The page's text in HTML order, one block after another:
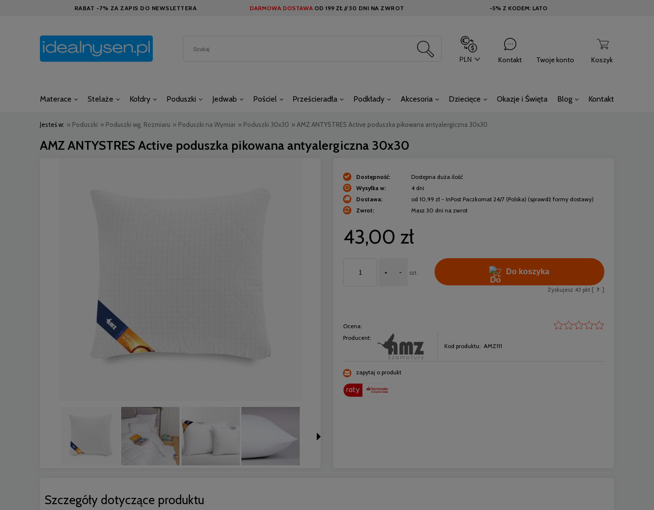
RABAT -7% ZA ZAPIS DO NEWSLETTERA DARMOWA DOSTAWA OD 199 ZŁ //30 DNI NA ZWROT -5% Z KODEM: LATO
Koszyk
Kontakt Twoje konto
Materace Stelaże Kołdry Poduszki Jedwab Pościel Prześcieradła Podkłady Akcesoria Dziecięce Okazje i Święta Blog Kontakt
Jesteś w: » Poduszki » Poduszki wg. Rozmiaru » Poduszki na Wymiar » Poduszki 30x30 » AMZ ANTYSTRES Active poduszka pikowana antyalergiczna 30x30
AMZ ANTYSTRES Active poduszka pikowana antyalergiczna 30x30
Dostępność:
Dostępna duża ilość
Wysyłka w:
4 dni
Dostawa:
od 10,99 zł - InPost Paczkomat 24/7 (Polska) (sprawdź formy dostawy)
Zwrot:
Masz 30 dni na zwrot
43,00 zł
+ - szt. Do koszyka
Zyskujesz 43 pkt [ ? ]
Ocena:
Producent:
Kod produktu: AMZ111
zapytaj o produkt
Szczegóły dotyczące produktu